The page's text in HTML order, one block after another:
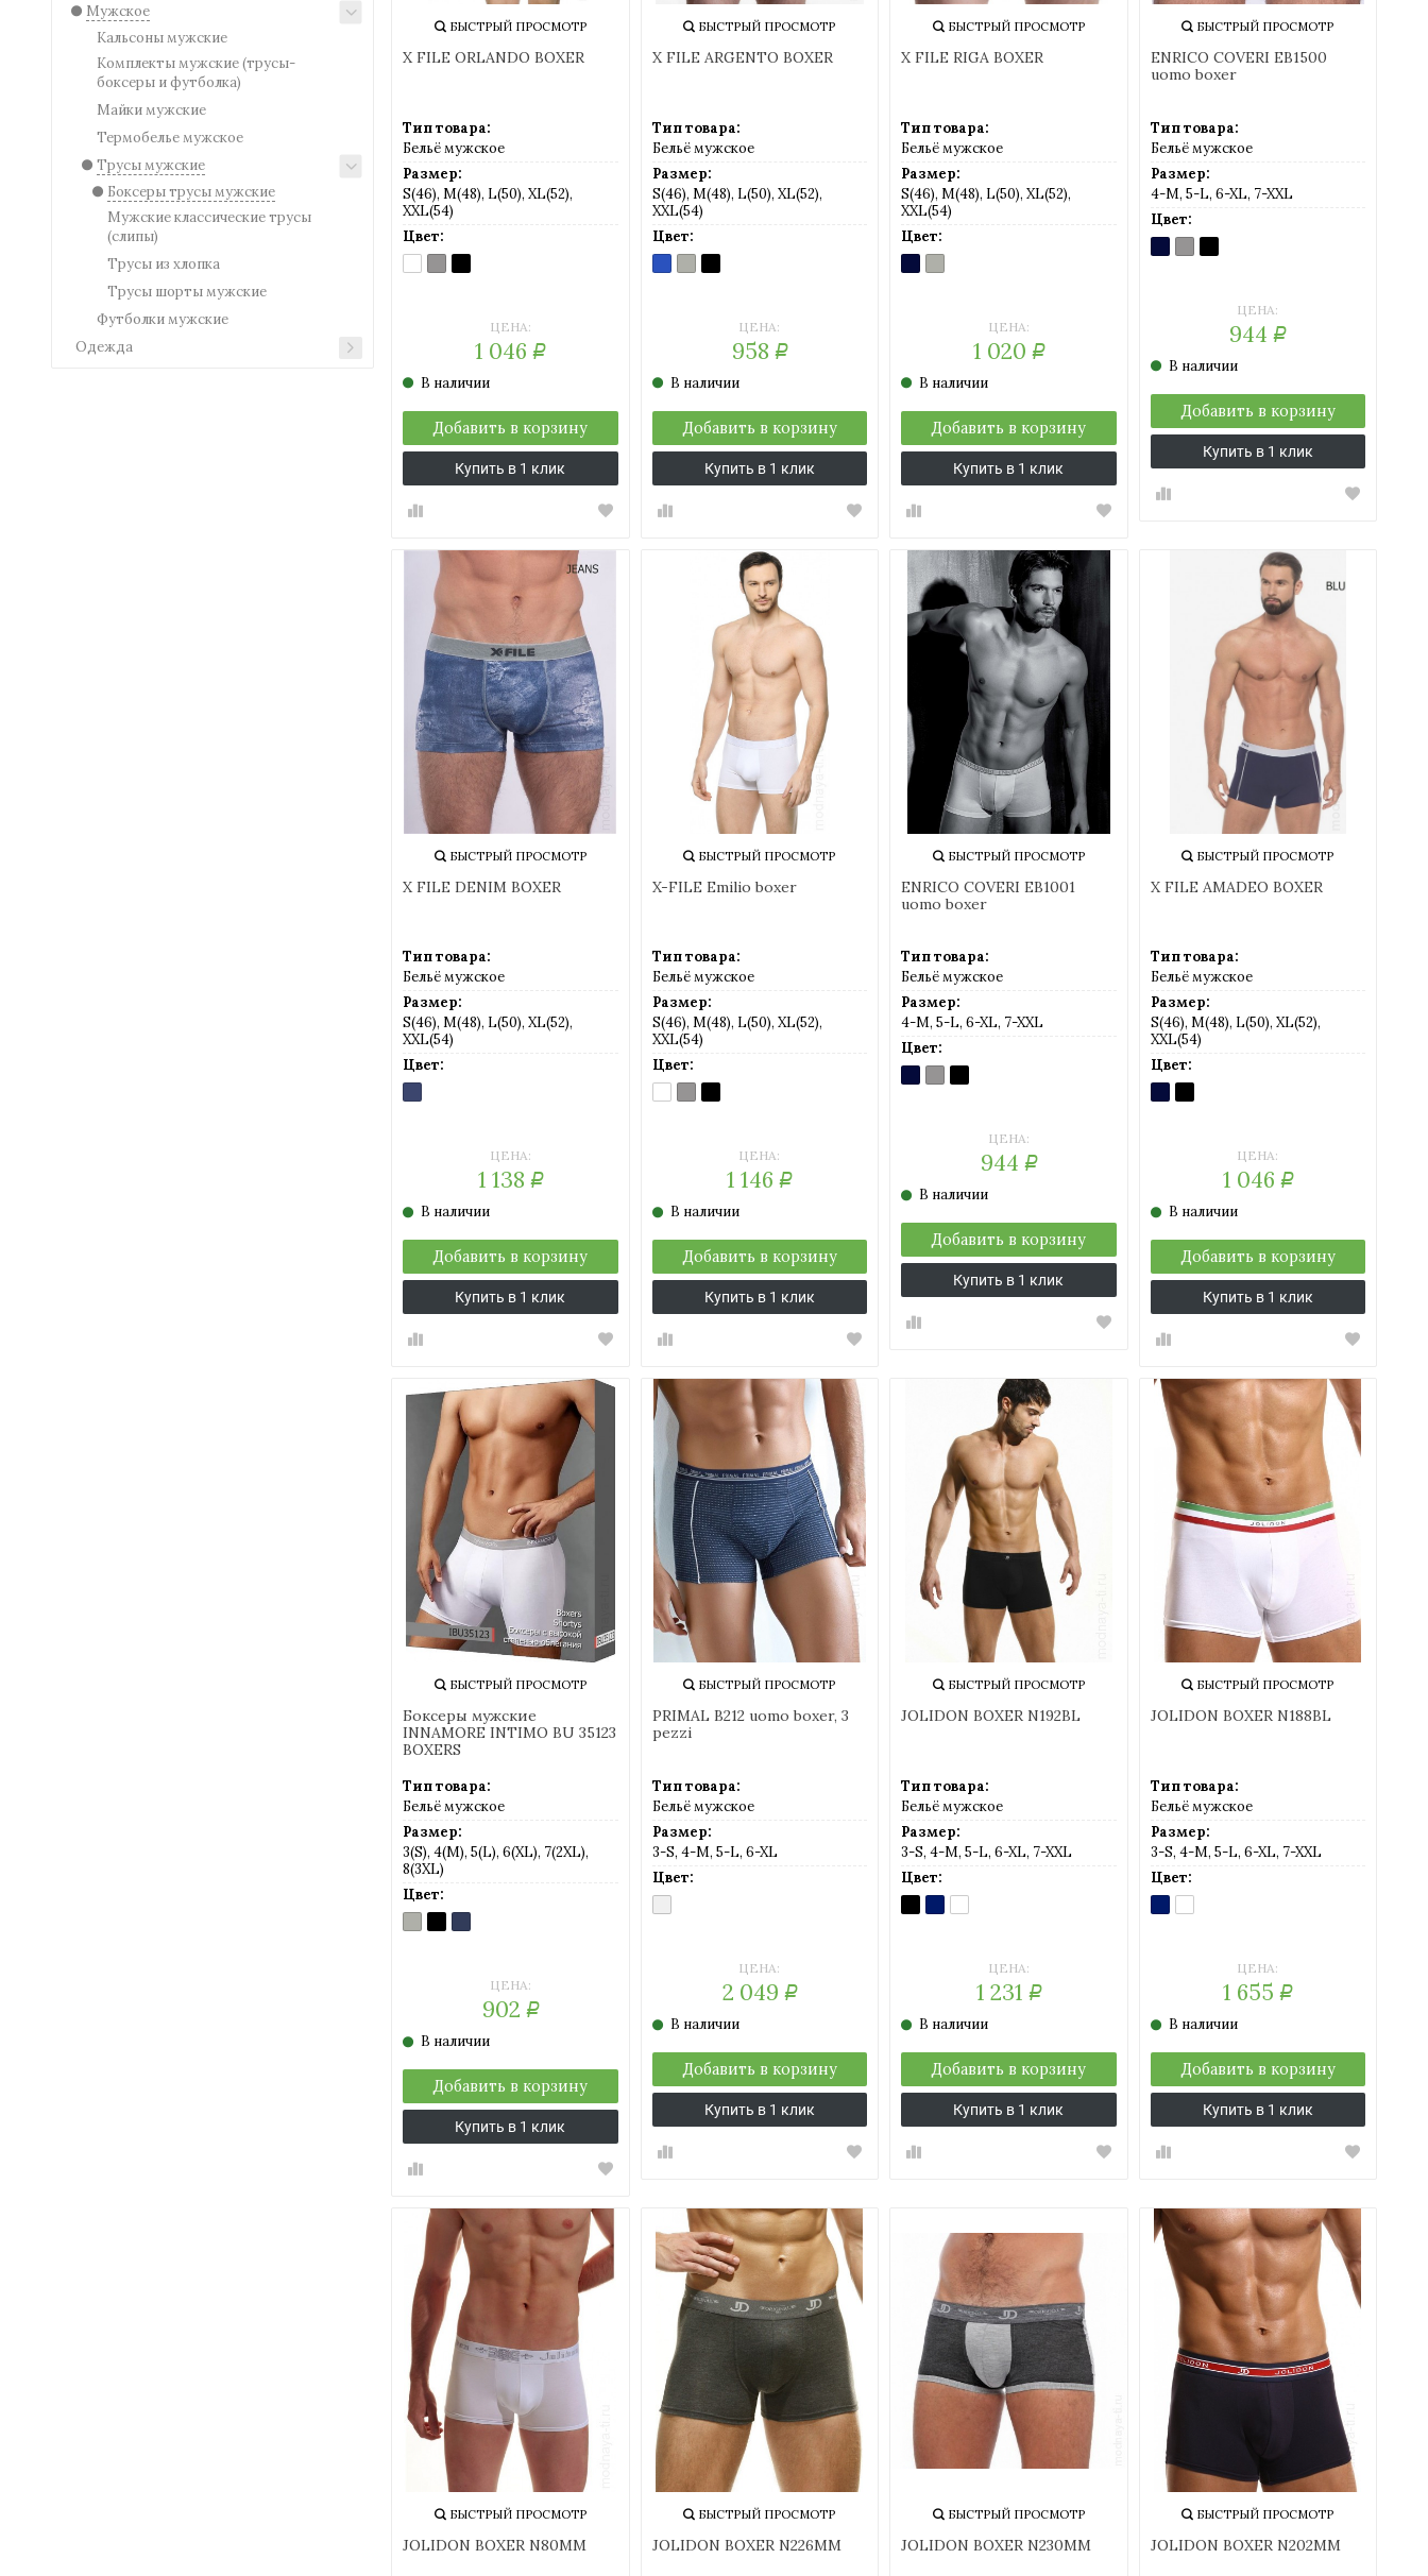
Мужское
Кальсоны мужские
Комплекты мужские (трусы-
боксеры и футболка)
Майки мужские
Термобелье мужское
Трусы мужские
Боксеры трусы мужские
Мужские классические трусы
(слипы)
Трусы из хлопка
Трусы шорты мужские
Футболки мужские
Одежда
БЫСТРЫЙ ПРОСМОТР
X FILE ORLANDO BOXER
Тип товара:
Бельё мужское
Размер:
S(46), M(48), L(50), XL(52),
XXL(54)
Цвет:
BIANCO
(белый)
GRIGIO
(серый)
NERO
(черный)
ЦЕНА:
1 046Р
В наличии
Добавить в корзину
Купить в 1 клик
БЫСТРЫЙ ПРОСМОТР
X FILE ARGENTO BOXER
Тип товара:
Бельё мужское
Размер:
S(46), M(48), L(50), XL(52),
XXL(54)
Цвет:
BLU
MELANGE
GRIGIO
MELANGE
NERO
MEL.
ЦЕНА:
958 Р
В наличии
Добавить в корзину
Купить в 1 клик
БЫСТРЫЙ ПРОСМОТР
X FILE RIGA BOXER
Тип товара:
Бельё мужское
Размер:
S(46), M(48), L(50), XL(52),
XXL(54)
Цвет:
BLU
(темно-
GRIGIO
MELANGE
ЦЕНА:
1 020 Р
В наличии
Добавить в корзину
Купить в 1 клик
БЫСТРЫЙ ПРОСМОТР
ENRICO COVERI EB1500
uomo boxer
Тип товара:
Бельё мужское
Размер:
4-M, 5-L, 6-XL, 7-XXL
Цвет:
BLU
(темно-
GRIGIO
(серый)
NERO
(черный)
ЦЕНА:
944Р
В наличии
Добавить в корзину
Купить в 1 клик
БЫСТРЫЙ ПРОСМОТР
X FILE DENIM BOXER
Тип товара:
Бельё мужское
Размер:
S(46), M(48), L(50), XL(52),
XXL(54)
Цвет:
JEANS
(джинс)
ЦЕНА:
1 138 Р
В наличии
Добавить в корзину
Купить в 1 клик
БЫСТРЫЙ ПРОСМОТР
X-FILE Emilio boxer
Тип товара:
Бельё мужское
Размер:
S(46), M(48), L(50), XL(52),
XXL(54)
Цвет:
BIANCO
(белый)
GRIGIO
(серый)
NERO
(черный)
ЦЕНА:
1 146Р
В наличии
Добавить в корзину
Купить в 1 клик
БЫСТРЫЙ ПРОСМОТР
ENRICO COVERI EB1001
uomo boxer
Тип товара:
Бельё мужское
Размер:
4-M, 5-L, 6-XL, 7-XXL
Цвет:
BLU
(темно-
GRIGIO
(серый)
NERO
(черный)
ЦЕНА:
944 Р
В наличии
Добавить в корзину
Купить в 1 клик
БЫСТРЫЙ ПРОСМОТР
X FILE AMADEO BOXER
Тип товара:
Бельё мужское
Размер:
S(46), M(48), L(50), XL(52),
XXL(54)
Цвет:
BLU
(темно-
NERO
(черный)
ЦЕНА:
1 046 Р
В наличии
Добавить в корзину
Купить в 1 клик
БЫСТРЫЙ ПРОСМОТР
Боксеры мужские
INNAMORE INTIMO BU 35123
BOXERS
Тип товара:
Бельё мужское
Размер:
3(S), 4(M), 5(L), 6(XL), 7(2XL),
8(3XL)
Цвет:
GRIGIO
MELANGE
NERO
(черный)
TURCHINO
(темно-
ЦЕНА:
902 Р
В наличии
Добавить в корзину
Купить в 1 клик
БЫСТРЫЙ ПРОСМОТР
PRIMAL B212 uomo boxer, 3
pezzi
Тип товара:
Бельё мужское
Размер:
3-S, 4-M, 5-L, 6-XL
Цвет:
MULTICOLOR
(разноцветный)
ЦЕНА:
2 049 Р
В наличии
Добавить в корзину
Купить в 1 клик
БЫСТРЫЙ ПРОСМОТР
JOLIDON BOXER N192BL
Тип товара:
Бельё мужское
Размер:
3-S, 4-M, 5-L, 6-XL, 7-XXL
Цвет:
BLACKDARK
BLUE
WHITE
(белый)
ЦЕНА:
1 231 Р
В наличии
Добавить в корзину
Купить в 1 клик
БЫСТРЫЙ ПРОСМОТР
JOLIDON BOXER N188BL
Тип товара:
Бельё мужское
Размер:
3-S, 4-M, 5-L, 6-XL, 7-XXL
Цвет:
DARK
BLUE
WHITE
(белый)
ЦЕНА:
1 655Р
В наличии
Добавить в корзину
Купить в 1 клик
БЫСТРЫЙ ПРОСМОТР
JOLIDON BOXER N80MM
БЫСТРЫЙ ПРОСМОТР
JOLIDON BOXER N226MM
БЫСТРЫЙ ПРОСМОТР
JOLIDON BOXER N230MM
БЫСТРЫЙ ПРОСМОТР
JOLIDON BOXER N202MM